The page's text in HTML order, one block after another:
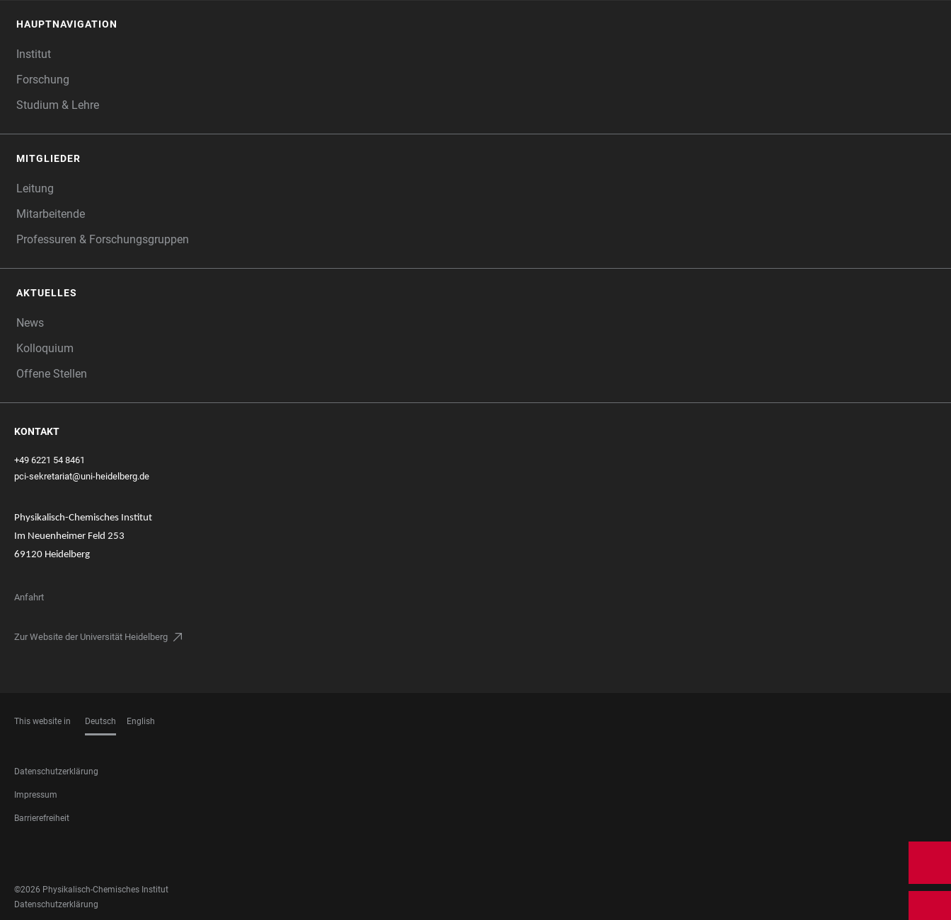
HAUPTNAVIGATION
Institut
Forschung
Studium & Lehre
MITGLIEDER
Leitung
Mitarbeitende
Professuren & Forschungsgruppen
AKTUELLES
News
Kolloquium
Offene Stellen
KONTAKT
+49 6221 54 8461
pci-sekretariat@uni-heidelberg.de
Physikalisch-Chemisches Institut
Im Neuenheimer Feld 253
69120 Heidelberg
Anfahrt
Zur Website der Universität Heidelberg
This website in Deutsch English
FOOTER
LEGAL
Datenschutzerklärung
Impressum
Barrierefreiheit
MEDIA
©2026 Physikalisch-Chemisches Institut
FOOTER
Datenschutzerklärung